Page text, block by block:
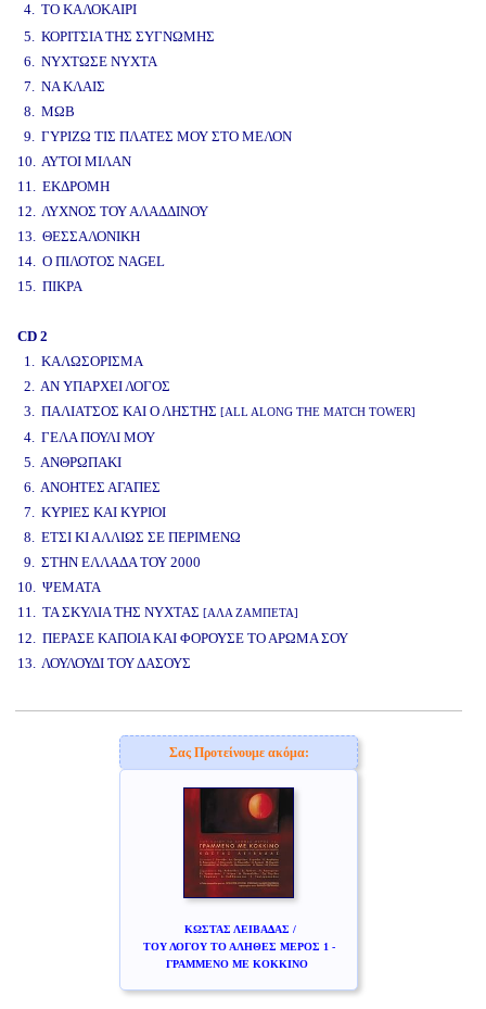
4. ΤΟ ΚΑΛΟΚΑΙΡΙ
5. ΚΟΡΙΤΣΙΑ ΤΗΣ ΣΥΓΝΩΜΗΣ
6. ΝΥΧΤΩΣΕ ΝΥΧΤΑ
7. ΝΑ ΚΛΑΙΣ
8. ΜΩΒ
9. ΓΥΡΙΖΩ ΤΙΣ ΠΛΑΤΕΣ ΜΟΥ ΣΤΟ ΜΕΛΟΝ
10. ΑΥΤΟΙ ΜΙΛΑΝ
11. ΕΚΔΡΟΜΗ
12. ΛΥΧΝΟΣ ΤΟΥ ΑΛΑΔΔΙΝΟΥ
13. ΘΕΣΣΑΛΟΝΙΚΗ
14. Ο ΠΙΛΟΤΟΣ NAGEL
15. ΠΙΚΡΑ
CD 2
1. ΚΑΛΩΣΟΡΙΣΜΑ
2. ΑΝ ΥΠΑΡΧΕΙ ΛΟΓΟΣ
3. ΠΑΛΙΑΤΣΟΣ ΚΑΙ Ο ΛΗΣΤΗΣ [ALL ALONG THE MATCH TOWER]
4. ΓΕΛΑ ΠΟΥΛΙ ΜΟΥ
5. ΑΝΘΡΩΠΑΚΙ
6. ΑΝΟΗΤΕΣ ΑΓΑΠΕΣ
7. ΚΥΡΙΕΣ ΚΑΙ ΚΥΡΙΟΙ
8. ΕΤΣΙ ΚΙ ΑΛΛΙΩΣ ΣΕ ΠΕΡΙΜΕΝΩ
9. ΣΤΗΝ ΕΛΛΑΔΑ ΤΟΥ 2000
10. ΨΕΜΑΤΑ
11. ΤΑ ΣΚΥΛΙΑ ΤΗΣ ΝΥΧΤΑΣ [ΑΛΑ ΖΑΜΠΕΤΑ]
12. ΠΕΡΑΣΕ ΚΑΠΟΙΑ ΚΑΙ ΦΟΡΟΥΣΕ ΤΟ ΑΡΩΜΑ ΣΟΥ
13. ΛΟΥΛΟΥΔΙ ΤΟΥ ΔΑΣΟΥΣ
Σας Προτείνουμε ακόμα:
ΚΩΣΤΑΣ ΛΕΙΒΑΔΑΣ /
ΤΟΥ ΛΟΓΟΥ ΤΟ ΑΛΗΘΕΣ ΜΕΡΟΣ 1 -
ΓΡΑΜΜΕΝΟ ΜΕ ΚΟΚΚΙΝΟ